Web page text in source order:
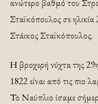
ανώτερο βαθμό του
Σταϊκόπουλος σε
Στάικος Σταϊκόπουλος.
Η βροχερή νύχτα της
1822 είναι από τις πιο
Το Ναύπλιο ίσαμε